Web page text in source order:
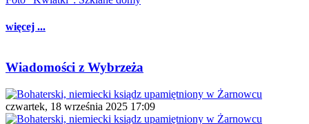
więcej ...
Wiadomości z Wybrzeża
czwartek, 18 września 2025 17:09